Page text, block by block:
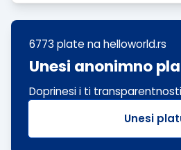
6773 plate na helloworld.rs
Unesi anonimno
Doprinesi i ti
Unesi